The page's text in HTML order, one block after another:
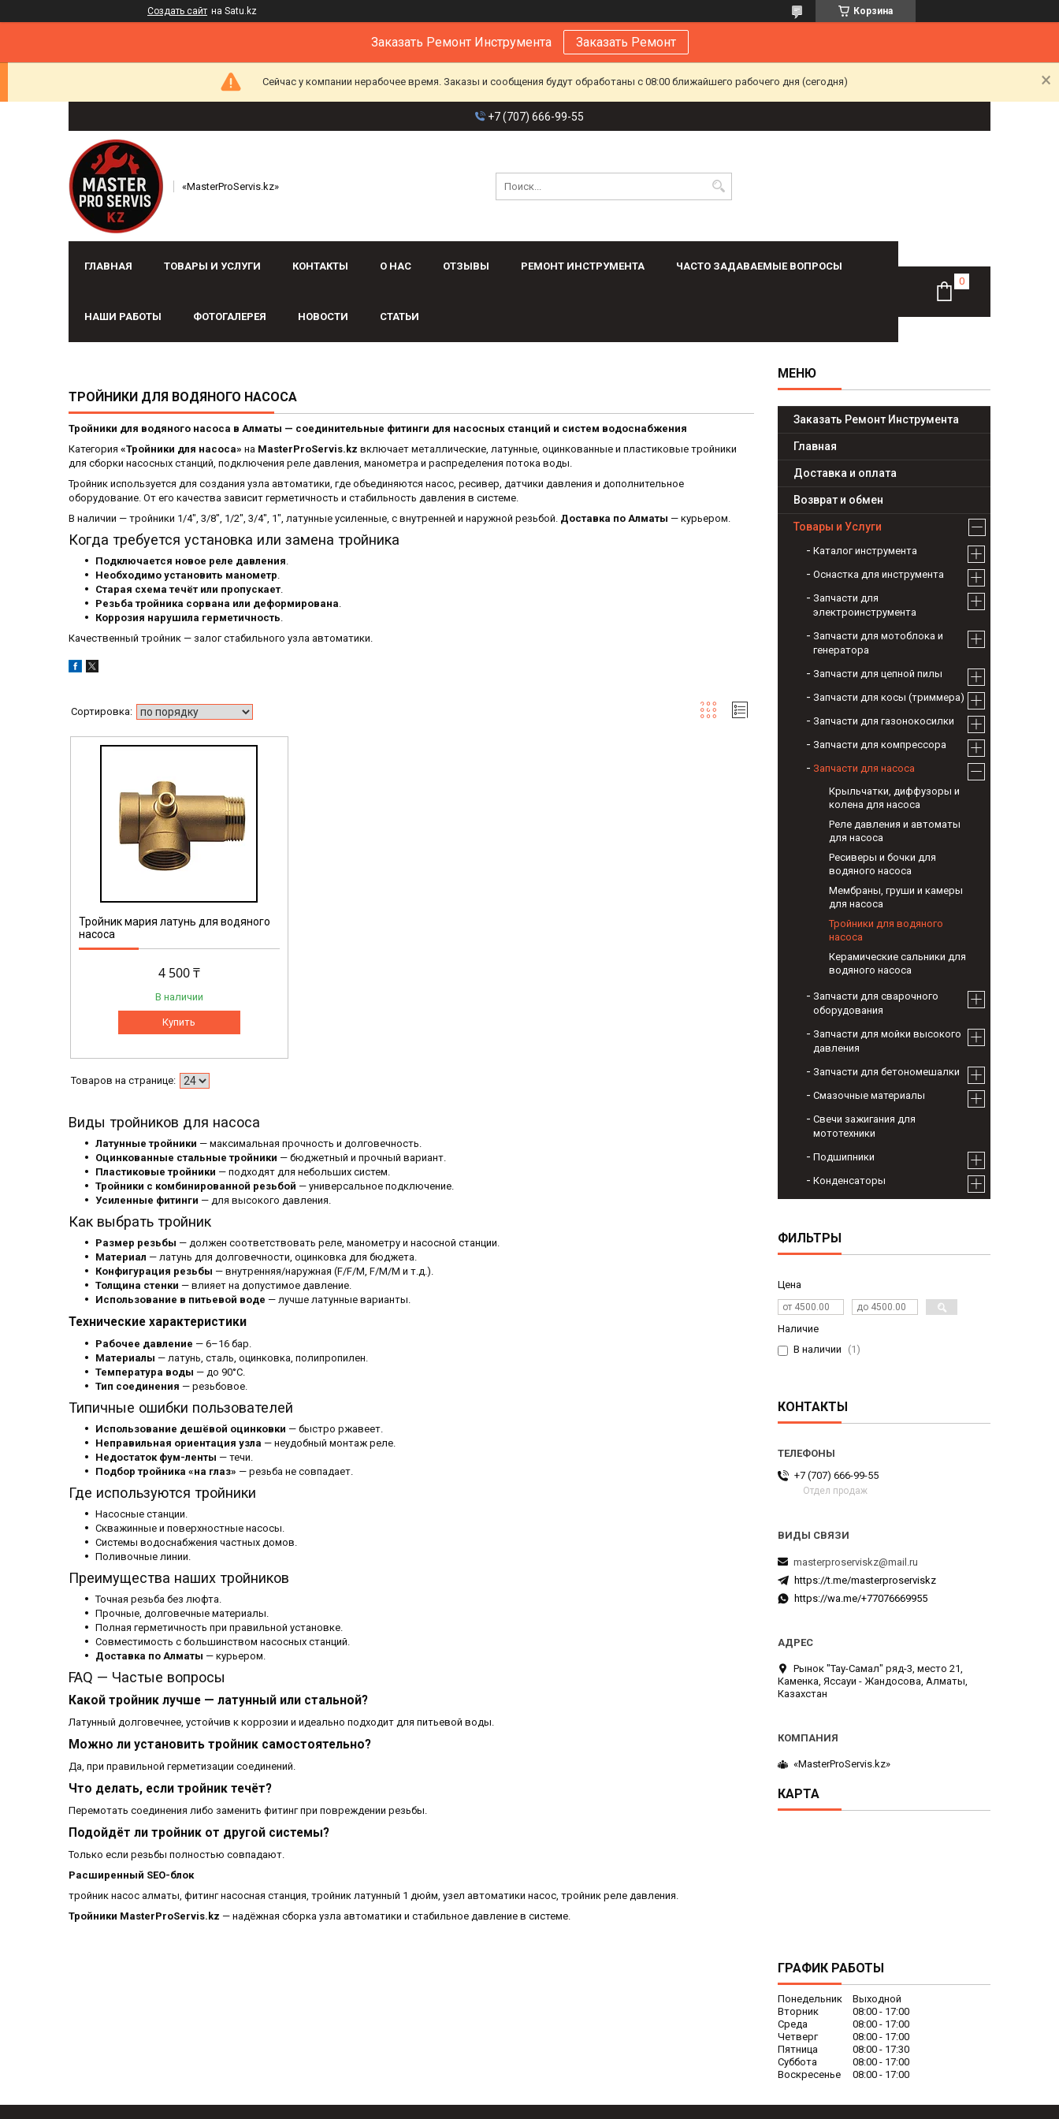
Создать сайт на Satu.kz Корзина
Заказать Ремонт Инструмента Заказать Ремонт
Сейчас у компании нерабочее время. Заказы и сообщения будут обработаны с 08:00 ближайшего рабочего дня (сегодня)
+7 (707) 666-99-55
«MasterProServis.kz»
ГЛАВНАЯ ТОВАРЫ И УСЛУГИ КОНТАКТЫ О НАС ОТЗЫВЫ РЕМОНТ ИНСТРУМЕНТА ЧАСТО ЗАДАВАЕМЫЕ ВОПРОСЫ
НАШИ РАБОТЫ ФОТОГАЛЕРЕЯ НОВОСТИ СТАТЬИ
ТРОЙНИКИ ДЛЯ ВОДЯНОГО НАСОСА
Тройники для водяного насоса в Алматы — соединительные фитинги для насосных станций и систем водоснабжения
Категория «Тройники для насоса» на MasterProServis.kz включает металлические, латунные, оцинкованные и пластиковые тройники
для сборки насосных станций, подключения реле давления, манометра и распределения потока воды.
Тройник используется для создания узла автоматики, где объединяются насос, ресивер, датчики давления и дополнительное
оборудование. От его качества зависит герметичность и стабильность давления в системе.
В наличии — тройники 1/4", 3/8", 1/2", 3/4", 1", латунные усиленные, с внутренней и наружной резьбой. Доставка по Алматы — курьером.
Когда требуется установка или замена тройника
Подключается новое реле давления.
Необходимо установить манометр.
Старая схема течёт или пропускает.
Резьба тройника сорвана или деформирована.
Коррозия нарушила герметичность.
Качественный тройник — залог стабильного узла автоматики.
Тройник мария латунь для водяного
насоса
4 500 ₸
В наличии
Купить
Виды тройников для насоса
Латунные тройники — максимальная прочность и долговечность.
Оцинкованные стальные тройники — бюджетный и прочный вариант.
Пластиковые тройники — подходят для небольших систем.
Тройники с комбинированной резьбой — универсальное подключение.
Усиленные фитинги — для высокого давления.
Как выбрать тройник
Размер резьбы — должен соответствовать реле, манометру и насосной станции.
Материал — латунь для долговечности, оцинковка для бюджета.
Конфигурация резьбы — внутренняя/наружная (F/F/M, F/M/M и т.д.).
Толщина стенки — влияет на допустимое давление.
Использование в питьевой воде — лучше латунные варианты.
Технические характеристики
Рабочее давление — 6–16 бар.
Материалы — латунь, сталь, оцинковка, полипропилен.
Температура воды — до 90°C.
Тип соединения — резьбовое.
Типичные ошибки пользователей
Использование дешёвой оцинковки — быстро ржавеет.
Неправильная ориентация узла — неудобный монтаж реле.
Недостаток фум-ленты — течи.
Подбор тройника «на глаз» — резьба не совпадает.
Где используются тройники
Насосные станции.
Скважинные и поверхностные насосы.
Системы водоснабжения частных домов.
Поливочные линии.
Преимущества наших тройников
Точная резьба без люфта.
Прочные, долговечные материалы.
Полная герметичность при правильной установке.
Совместимость с большинством насосных станций.
Доставка по Алматы — курьером.
FAQ — Частые вопросы
Какой тройник лучше — латунный или стальной?
Латунный долговечнее, устойчив к коррозии и идеально подходит для питьевой воды.
Можно ли установить тройник самостоятельно?
Да, при правильной герметизации соединений.
Что делать, если тройник течёт?
Перемотать соединения либо заменить фитинг при повреждении резьбы.
Подойдёт ли тройник от другой системы?
Только если резьбы полностью совпадают.
Расширенный SEO-блок
тройник насос алматы, фитинг насосная станция, тройник латунный 1 дюйм, узел автоматики насос, тройник реле давления.
Тройники MasterProServis.kz — надёжная сборка узла автоматики и стабильное давление в системе.
Заказать Ремонт Инструмента
Главная
Доставка и оплата
Возврат и обмен
Товары и Услуги
Каталог инструмента
Оснастка для инструмента
Запчасти для
электроинструмента
Запчасти для мотоблока и
генератора
Запчасти для цепной пилы
Запчасти для косы (триммера)
Запчасти для газонокосилки
Запчасти для компрессора
Запчасти для насоса
Крыльчатки, диффузоры и
колена для насоса
Реле давления и автоматы
для насоса
Ресиверы и бочки для
водяного насоса
Мембраны, груши и камеры
для насоса
Тройники для водяного
насоса
Керамические сальники для
водяного насоса
Запчасти для сварочного
оборудования
Запчасти для мойки высокого
давления
Запчасти для бетономешалки
Смазочные материалы
Свечи зажигания для
мототехники
Подшипники
Конденсаторы
ФИЛЬТРЫ
Цена
Наличие
В наличии
1
КОНТАКТЫ
+7 (707) 666-99-55
Отдел продаж
masterproserviskz@mail.ru
https://t.me/masterproserviskz
https://wa.me/+77076669955
Рынок "Тау-Самал" ряд-3, место 21,
Каменка, Яссауи - Жандосова, Алматы,
Казахстан
«MasterProServis.kz»
КАРТА
ГРАФИК РАБОТЫ
Понедельник
Выходной
Вторник
08:00
17:00
Среда
08:00
17:00
Четверг
08:00
17:00
Пятница
08:00
17:30
Суббота
08:00
17:00
Воскресенье
08:00 17:00